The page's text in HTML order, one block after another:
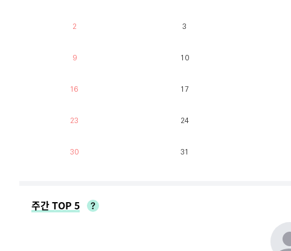
2 3
9 10
16 17
23 24
30 31
주간 TOP 5